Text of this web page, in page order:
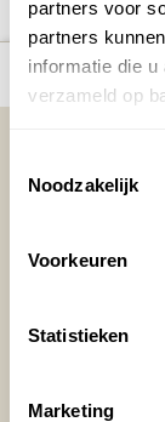
partners voor
partners
informatie die
verzameld op
Noodzakelijk
Voorkeuren
Statistieken
Marketing
number_of_trips:
3
Bekijk alle
Egypte
Voornaam